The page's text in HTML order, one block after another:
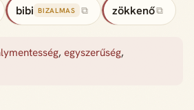
bibi BIZALMAS ⧉ zökkenő⧉
,egyszerűség,